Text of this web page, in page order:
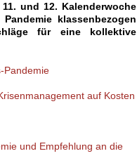
und 12. Kalenderwoche
klassenbezogen
für eine kollektive
Pandemie
auf Kosten
und Empfehlung an die